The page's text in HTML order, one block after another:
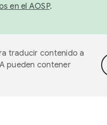
en el AOSP.
traducir contenido a
pueden contener